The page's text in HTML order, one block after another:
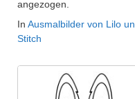
angezogen.
In Ausmalbilder von Lilo
Stitch